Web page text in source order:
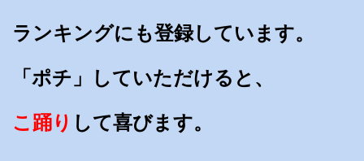
ランキングにも登録しています。
「ポチ」していただけると、
こ踊り して喜びます。